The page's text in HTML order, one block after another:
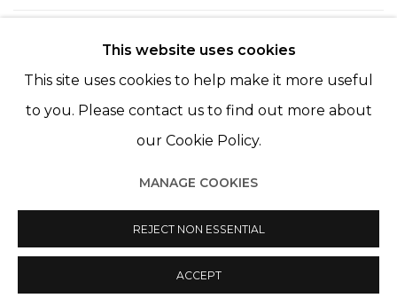
RETOUR
© 2022 LES FILLES DU CALVAIRE SITE BY ARTLOGIC
This website uses cookies
This site uses cookies to help make it more useful
to you. Please contact us to find out more about
our Cookie Policy.
MANAGE COOKIES
REJECT NON ESSENTIAL
ACCEPT